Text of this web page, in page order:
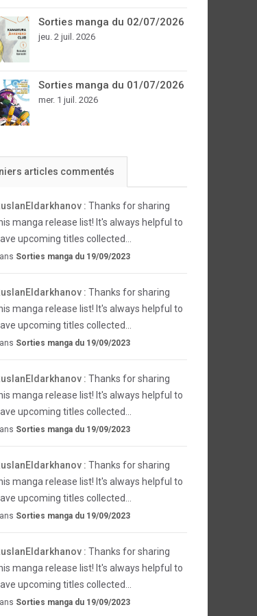
Sorties manga du 02/07/2026
jeu. 2 juil. 2026
Sorties manga du 01/07/2026
mer. 1 juil. 2026
articles commentés
: Thanks for sharing
manga release list! It's always helpful to
upcoming titles collected...
Sorties manga du 19/09/2023
: Thanks for sharing
manga release list! It's always helpful to
upcoming titles collected...
Sorties manga du 19/09/2023
: Thanks for sharing
manga release list! It's always helpful to
upcoming titles collected...
Sorties manga du 19/09/2023
: Thanks for sharing
manga release list! It's always helpful to
upcoming titles collected...
Sorties manga du 19/09/2023
: Thanks for sharing
manga release list! It's always helpful to
upcoming titles collected...
Sorties manga du 19/09/2023